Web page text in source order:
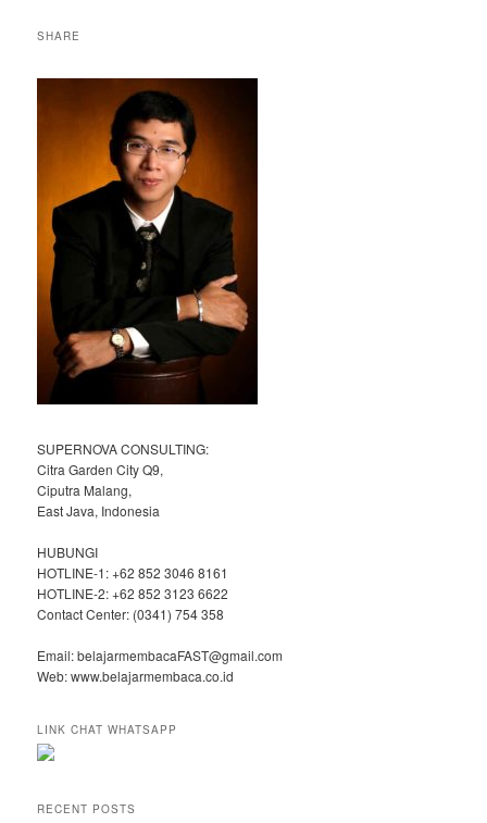
rSHARE
SUPERNOVA CONSULTING:
Citra Garden City Q9,
Ciputra Malang,
East Java, Indonesia
HUBUNGI
HOTLINE-1: +62 852 3046 8161
HOTLINE-2: +62 852 3123 6622
Contact Center: (0341) 754 358
Email: belajarmembacaFAST@gmail.com
Web: www.belajarmembaca.co.id
LINK CHAT WHATSAPP
RECENT POSTS